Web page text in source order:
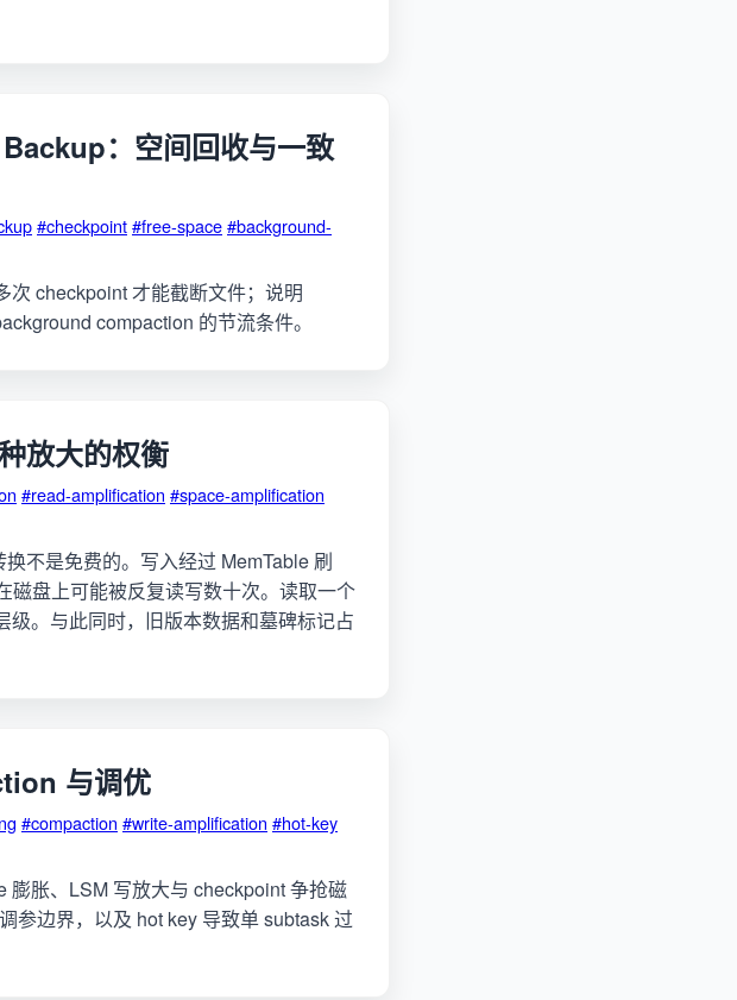
：空间回收与一致
#checkpoint#free-space#background-
checkpoint 才能截断文件；说明
compaction 的节流条件。
放大的权衡
#read-amplification #space-amplification
不是免费的。写入经过 MemTable 刷
磁盘上可能被反复读写数十次。读取一个
。与此同时，旧版本数据和墓碑标记占
与调优
#compaction #write-amplification #hot-key
胀、LSM 写放大与 checkpoint 争抢磁
参边界，以及 hot key 导致单 subtask 过